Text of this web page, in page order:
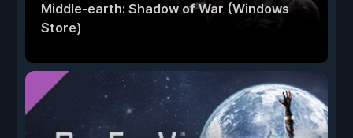
Middle-earth: Shadow of War (Windows
Store)